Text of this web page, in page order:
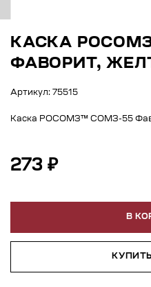
КАСКА
ФАВОРИТ,
Артикул: 75515
Каска РОСОМЗ™ СОМЗ-55
273 ₽
В